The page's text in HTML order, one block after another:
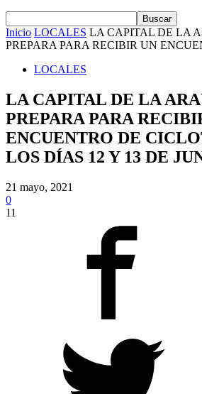
Inicio LOCALES LA CAPITAL DE LA
PREPARA PARA RECIBIR UN
LOCALES
LA CAPITAL DE LA
PREPARA PARA
ENCUENTRO DE
LOS DÍAS 12 Y 13 DE
21 mayo, 2021
0
11